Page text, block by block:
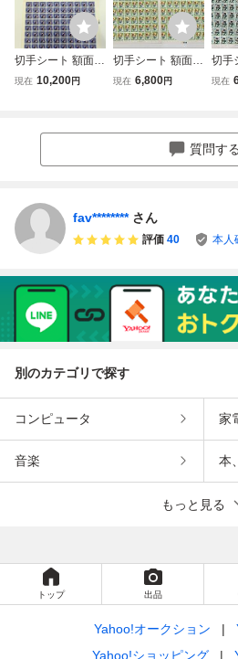
切手シート 額面1
2000円分 60円 10
現在 10,200円
切手シート 額面8
000円分 40円 100
現在 6,800円
切手
000
現在
質問する
fav******** さん
評価 40 本人
別のカテゴリで探す
コンピュータ 家
音楽 本
もっと見る
トップ 出品
Yahoo!オークション
Yahoo!ショッピング